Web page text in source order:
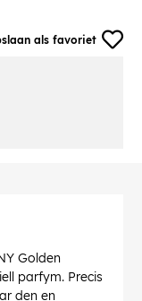
als favoriet
Golden
parfym. Precis
den en